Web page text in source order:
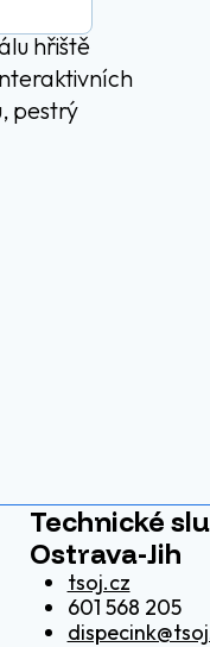
hřiště
pestrý
Technické
Ostrava-Jih
tsoj.cz
601 568 205